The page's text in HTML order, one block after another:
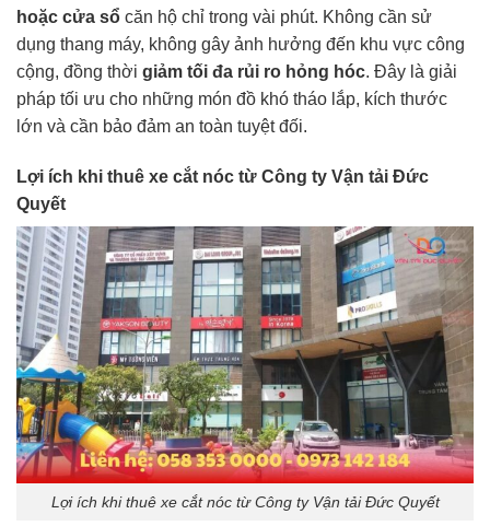
hoặc cửa sổ căn hộ chỉ trong vài phút. Không cần sử
dụng thang máy, không gây ảnh hưởng đến khu vực công
cộng, đồng thời giảm tối đa rủi ro hỏng hóc. Đây là giải
pháp tối ưu cho những món đồ khó tháo lắp, kích thước
lớn và cần bảo đảm an toàn tuyệt đối.
Lợi ích khi thuê xe cắt nóc từ Công ty Vận tải Đức
Quyết
Lợi ích khi thuê xe cắt nóc từ Công ty Vận tải Đức Quyết